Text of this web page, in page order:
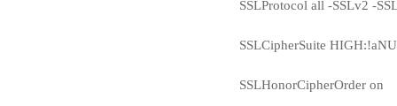
SSLProtocol all -SSLv2 -
SSLCipherSuite
SSLHonorCipherOrder on